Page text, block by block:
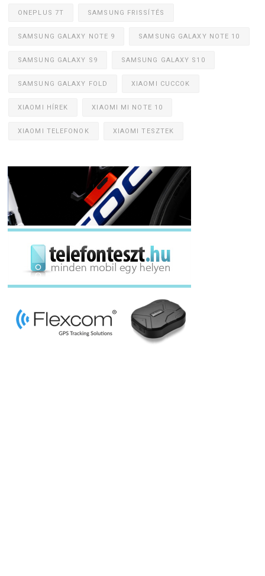
ONEPLUS 7T SAMSUNG FRISSÍTÉS
SAMSUNG GALAXY NOTE 9 SAMSUNG GALAXY NOTE 10
SAMSUNG GALAXY S9 SAMSUNG GALAXY S10
SAMSUNG GALAXY FOLD XIAOMI CUCCOK
XIAOMI HÍREK XIAOMI MI NOTE 10
XIAOMI TELEFONOK XIAOMI TESZTEK